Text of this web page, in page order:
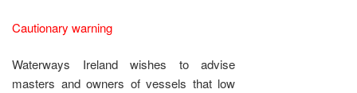
Cautionary warning
Waterways Ireland wishes to advise
masters and owners of vessels that low